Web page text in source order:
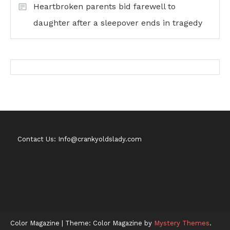
Heartbroken parents bid farewell to
daughter after a sleepover ends in tragedy
Contact Us: Info@crankyoldslady.com
Color Magazine | Theme: Color Magazine by Mystery Themes.